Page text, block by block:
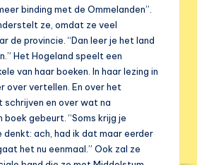
binding met de Ommelanden”.
ze, omdat ze veel
de provincie. “Dan leer je het land
Het Hogeland speelt een
van haar boeken. In haar lezing in
over vertellen. En over het
schrijven en over wat na
boek gebeurt. “Soms krijg je
ach, had ik dat maar eerder
het nu eenmaal.” Ook zal ze